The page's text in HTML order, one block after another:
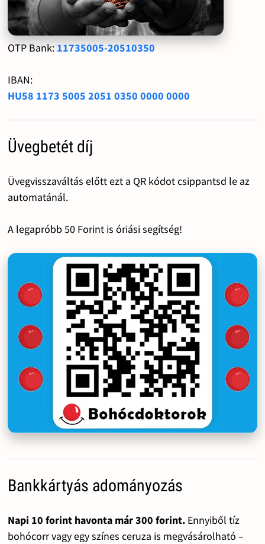
OTP Bank: 11735005-20510350
IBAN:
HU58 1173 5005 2051 0350 0000 0000
Üvegbetét díj
Üvegvisszaváltás előtt ezt a QR kódot csippantsd le az
automatánál.
A legapróbb 50 Forint is óriási segítség!
Bankkártyás adományozás
Napi 10 forint havonta már 300 forint.Ennyiből tíz
bohócorr vagy egy színes ceruza is megvásárolható –